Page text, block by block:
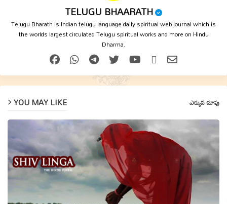
TELUGU BHAARATH
Telugu Bharath is Indian telugu language daily spiritual web journal which is
the worlds largest circulated Telugu spiritual works and more on Hindu
Dharma.
YOU MAY LIKE ఎక్కువ చూపు